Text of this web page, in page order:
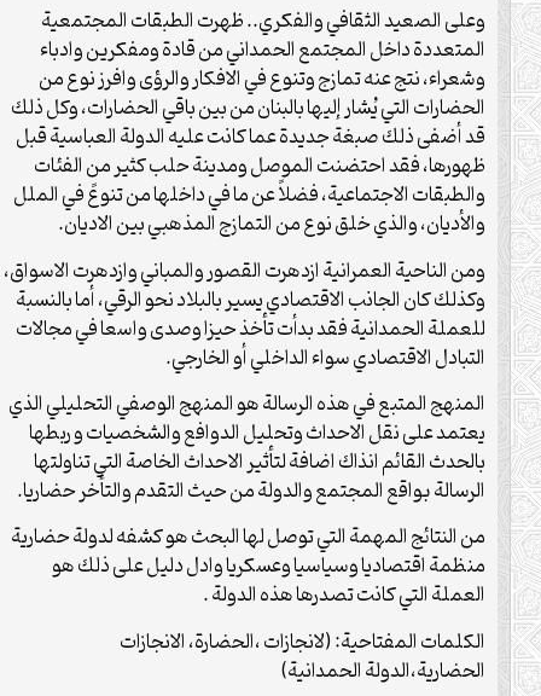
وعلى الصعيد الثقافي والفكري.. ظهرت الطبقات المجتمعية
المتعددة داخل المجتمع الحمداني من قادة ومفكرين وادباء
وشعراء، نتج عنه تمازج وتنوع في الافكار والرؤى وافرز نوع من
الحضارات التي يُشار إليها بالبنان من بين باقي الحضارات، وكل ذلك
قد أضفى ذلك صبغة جديدة عما كانت عليه الدولة العباسية قبل
ظهورها، فقد احتضنت الموصل ومدينة حلب كثير من الفئات
والطبقات الاجتماعية، فضلاً عن ما في داخلها من تنوعً في الملل
والأديان، والذي خلق نوع من التمازج المذهبي بين الاديان.
ومن الناحية العمرانية ازدهرت القصور والمباني وازدهرت الاسواق،
وكذلك كان الجانب الاقتصادي يسير بالبلاد نحو الرقي، أما بالنسبة
للعملة الحمدانية فقد بدأت تأخذ حيزا وصدى واسعا في مجالات
التبادل الاقتصادي سواء الداخلي أو الخارجي.
المنهج المتبع في هذه الرسالة هو المنهج الوصفي التحليلي الذي
يعتمد على نقل الاحداث وتحليل الدوافع والشخصيات و ربطها
بالحدث القائم انذاك اضافة لتأثير الاحداث الخاصة التي تناولتها
الرسالة بواقع المجتمع والدولة من حيث التقدم والتأخر حضاريا.
من النتائج المهمة التي توصل لها البحث هو كشفه لدولة حضارية
منظمة اقتصاديا وسياسيا وعسكريا وادل دليل على ذلك هو
العملة التي كانت تصدرها هذه الدولة .
الكلمات المفتاحية: (لانجازات ،الحضارة، الانجازات
الحضارية،الدولة الحمدانية)